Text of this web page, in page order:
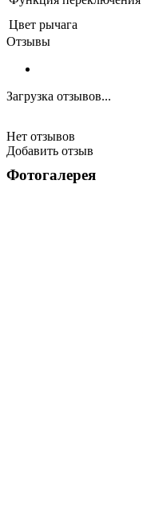
Цвет рычага
Отзывы
Загрузка отзывов...
Нет отзывов
Добавить отзыв
Фотогалерея